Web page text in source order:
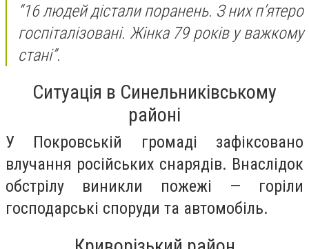
“16 людей дістали поранень. З них п’ятеро
госпіталізовані. Жінка 79 років у важкому
стані”.
Ситуація в Синельниківському
районі
У Покровській громаді зафіксовано
влучання російських снарядів. Внаслідок
обстрілу виникли пожежі — горіли
господарські споруди та автомобіль.